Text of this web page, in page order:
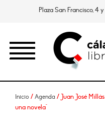
Plaza San Francisco, 4
Inicio / Agenda / Juan José
una novela"